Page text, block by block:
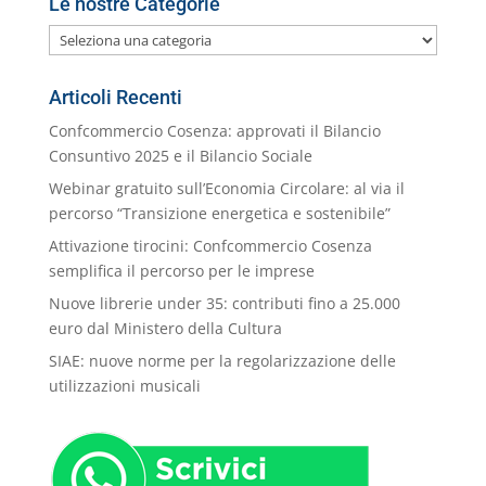
Le
nostre
Categorie
Articoli Recenti
Confcommercio Cosenza: approvati il Bilancio
Consuntivo 2025 e il Bilancio Sociale
Webinar gratuito sull’Economia Circolare: al via il
percorso “Transizione energetica e sostenibile”
Attivazione tirocini: Confcommercio Cosenza
semplifica il percorso per le imprese
Nuove librerie under 35: contributi fino a 25.000
euro dal Ministero della Cultura
SIAE: nuove norme per la regolarizzazione delle
utilizzazioni musicali